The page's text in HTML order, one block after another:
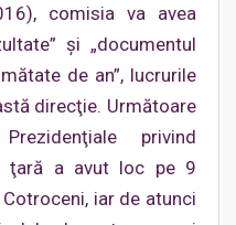
comisia va avea
şi „documentul
de an”, lucrurile
direcţie. Următoare
privind
ţară a avut loc pe 9
iar de atunci